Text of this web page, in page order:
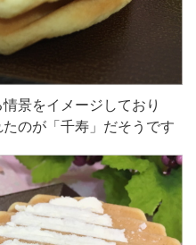
景をイメージしており
のが「千寿」だそうです